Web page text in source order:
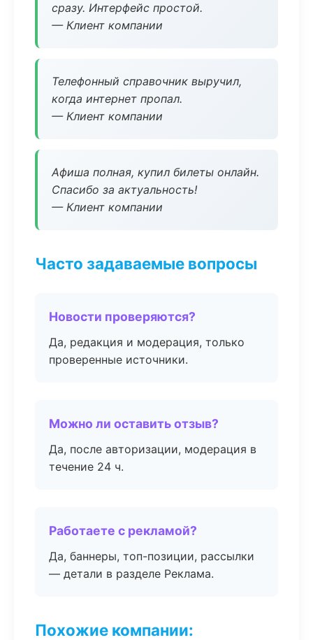
сразу. Интерфейс простой.
— Клиент компании
Телефонный справочник выручил,
когда интернет пропал.
— Клиент компании
Афиша полная, купил билеты онлайн.
Спасибо за актуальность!
— Клиент компании
Часто задаваемые вопросы
Новости проверяются?
Да, редакция и модерация, только
проверенные источники.
Можно ли оставить отзыв?
Да, после авторизации, модерация в
течение 24 ч.
Работаете с рекламой?
Да, баннеры, топ-позиции, рассылки
— детали в разделе Реклама.
Похожие компании: